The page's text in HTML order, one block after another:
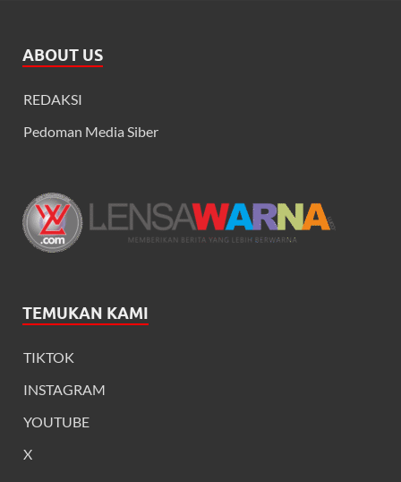
ABOUT US
REDAKSI
Pedoman Media Siber
TEMUKAN KAMI
TIKTOK
INSTAGRAM
YOUTUBE
X